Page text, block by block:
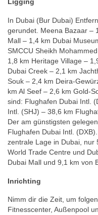
Ligging
In Dubai (Bur Dubai)
gerundet. Meena Bazaar –
Mall – 1,4 km Dubai
SMCCU Sheikh
1,8 km Heritage Village –
Dubai Creek – 2,1 km
Souk – 2,4 km Deira-
km Al Seef – 2,6 km Gold-
sind: Flughafen Dubai Intl.
Intl. (SHJ) – 38,6 km
Der am günstigsten
Flughafen Dubai Intl.
zentrale Lage in Dubai, nur
World Trade Centre und
Dubai Mall und 9,1 km von
Inrichting
Nimm dir die Zeit, um
Fitnesscenter, Außenpool